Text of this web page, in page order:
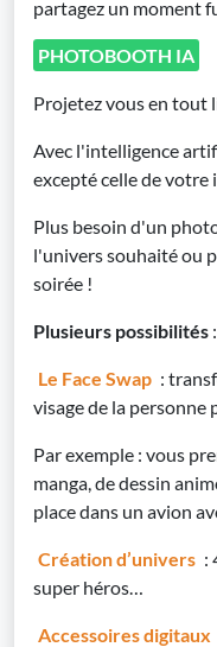
partagez un moment
PHOTOBOOTH IA
Projetez vous en tout
Avec l'intelligence
excepté celle de votre
Plus besoin d'un
l'univers souhaité ou
soirée !
Plusieurs possibilités :
Le Face Swap :
visage de la personne
Par exemple : vous
manga, de dessin
place dans un avion
Création d’univers :
super héros…
Accessoires digitaux